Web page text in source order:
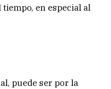
en especial al
puede ser por la